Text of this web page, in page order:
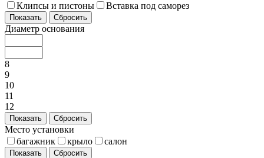
Клипсы и пистоны
Вставка под саморез
Показать Сбросить
Диаметр основания
8
9
10
11
12
Показать Сбросить
Место установки
багажник
крыло салон
Показать Сбросить